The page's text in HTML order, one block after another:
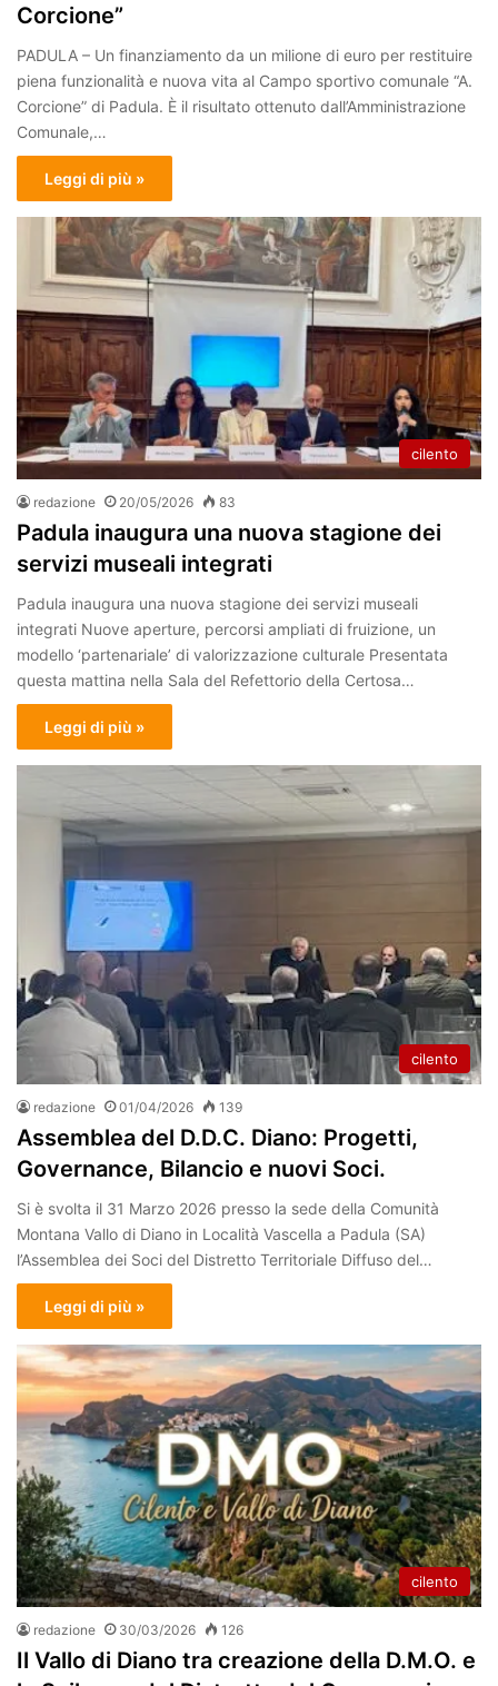
Corcione”
PADULA – Un finanziamento da un milione di euro per restituire
piena funzionalità e nuova vita al Campo sportivo comunale “A.
Corcione” di Padula. È il risultato ottenuto dall’Amministrazione
Comunale,…
Leggi di più »
cilento
redazione 20/05/2026 83
Padula inaugura una nuova stagione dei
servizi museali integrati
Padula inaugura una nuova stagione dei servizi museali
integrati Nuove aperture, percorsi ampliati di fruizione, un
modello ‘partenariale’ di valorizzazione culturale Presentata
questa mattina nella Sala del Refettorio della Certosa…
Leggi di più »
cilento
redazione 01/04/2026 139
Assemblea del D.D.C. Diano: Progetti,
Governance, Bilancio e nuovi Soci.
Si è svolta il 31 Marzo 2026 presso la sede della Comunità
Montana Vallo di Diano in Località Vascella a Padula (SA)
l’Assemblea dei Soci del Distretto Territoriale Diffuso del…
Leggi di più »
cilento
redazione 30/03/2026 126
Il Vallo di Diano tra creazione della D.M.O. e